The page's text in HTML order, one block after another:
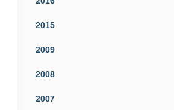
2015
2009
2008
2007